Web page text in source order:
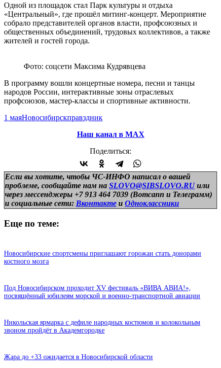
Одной из площадок стал Парк культуры и отдыха
«Центральный», где прошёл митинг-концерт. Мероприятие
собрало представителей органов власти, профсоюзных и
общественных объединений, трудовых коллективов, а также
жителей и гостей города.
Фото: соцсети Максима Кудрявцева
В программу вошли концертные номера, песни и танцы
народов России, интерактивные зоны отраслевых
профсоюзов, мастер-классы и спортивные активности.
1 маяНовосибирскправздник
Наш канал в МАХ
Поделиться:
Если вы хотите, чтобы ЧС-ИНФО написал о вашей
проблеме, сообщайте нам на SLOVO@SIBSLOVO.RU или
через мессенджеры +7 913 464 7039 (Вотсапп и Телеграмм)
и социальные сети: Вконтакте и Одноклассники
Еще по теме:
Новосибирские спортсмены приглашают горожан стать донорами
костного мозга
Под Новосибирском проходит XV фестиваль «ВИВА АВИА!»,
посвящённый юбилеям морской и военно-транспортной авиации
Никольская ярмарка с дефиле народных костюмов и колокольным
звоном пройдёт в Академгородке
Жара до +33 ожидается в Новосибирской области